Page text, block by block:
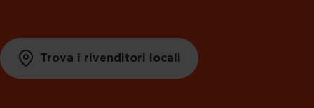
Trova i rivenditori locali